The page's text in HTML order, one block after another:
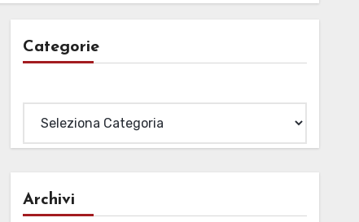
Categorie
Archivi